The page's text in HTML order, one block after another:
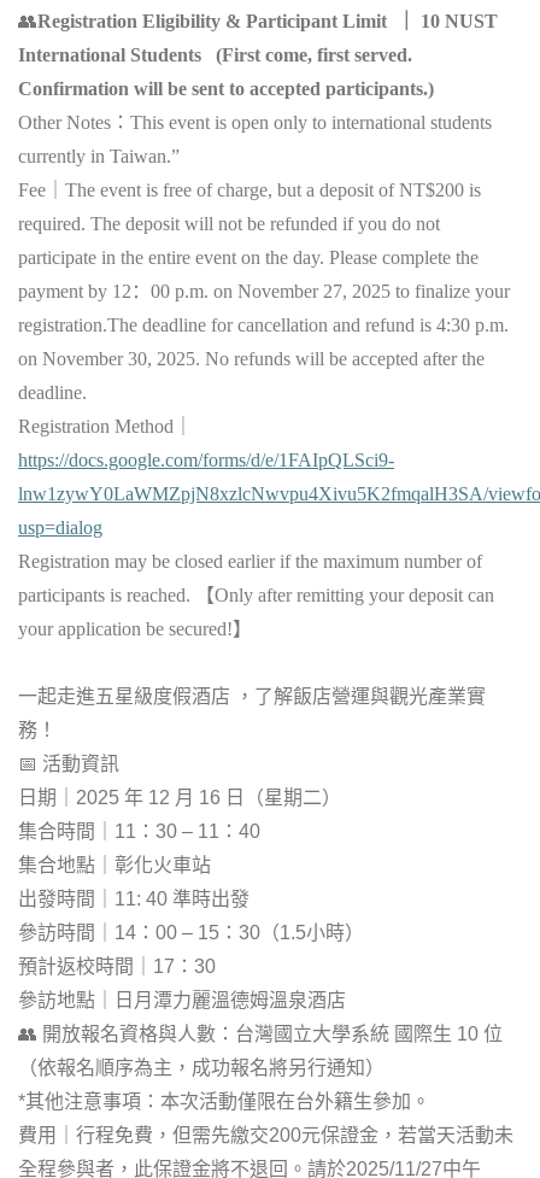
👥Registration Eligibility & Participant Limit
10 NUST
International Students (First come, first served.
Confirmation will be sent to accepted participants.)
Other Notes ：This event is open only to international students
currently in Taiwan.”
Fee
The event is free of charge, but a deposit of NT$200 is
required. The deposit will not be refunded if you do not
participate in the entire event on the day. Please complete the
payment by 12 ： 00 p.m. on November 27, 2025 to finalize your
registration.The deadline for cancellation and refund is 4:30 p.m.
on November 30, 2025. No refunds will be accepted after the
deadline.
Registration Method
https://docs.google.com/forms/d/e/1FAIpQLSci9-
lnw1zywY0LaWMZpjN8xzlcNwvpu4Xivu5K2fmqalH3SA/
usp=dialog
Registration may be closed earlier if the maximum number of
participants is reached.
【Only after remitting your deposit can
your application be secured!】
一起走進五星級度假酒店
，了解飯店營運與觀光產業實
務！
📅 活動資訊
日期｜ 2025 年 12 月 16 日（星期二）
集合時間｜ 11 ： 30 – 11 ： 40
集合地點｜彰化火車站
出發時間｜ 11: 40 準時出發
參訪時間｜ 14 ： 00 – 15 ： 30 （1.5小時）
預計返校時間｜ 17 ： 30
參訪地點｜日月潭力麗溫德姆溫泉酒店
👥 開放報名資格與人數：台灣國立大學系統 國際生 10 位
（依報名順序為主，成功報名將另行通知）
*其他注意事項：本次活動僅限在台外籍生參加。
費用｜行程免費，但需先繳交200元保證金，若當天活動未
全程參與者，此保證金將不退回。請於2025/11/27中午